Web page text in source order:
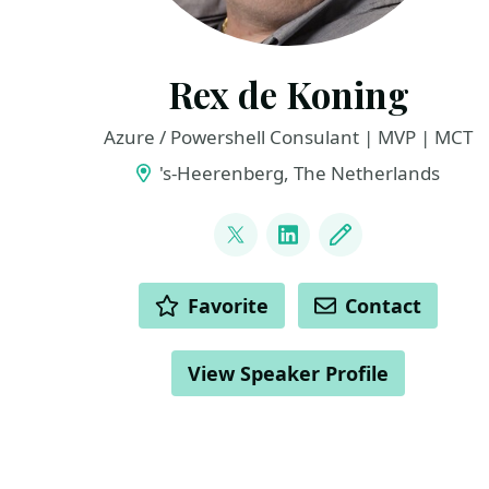
Rex de Koning
Azure / Powershell Consulant | MVP | MCT
's-Heerenberg, The Netherlands
@rexdekoning
LinkedIn
Blog
ACTIONS Favorite Contact
View Speaker Profile